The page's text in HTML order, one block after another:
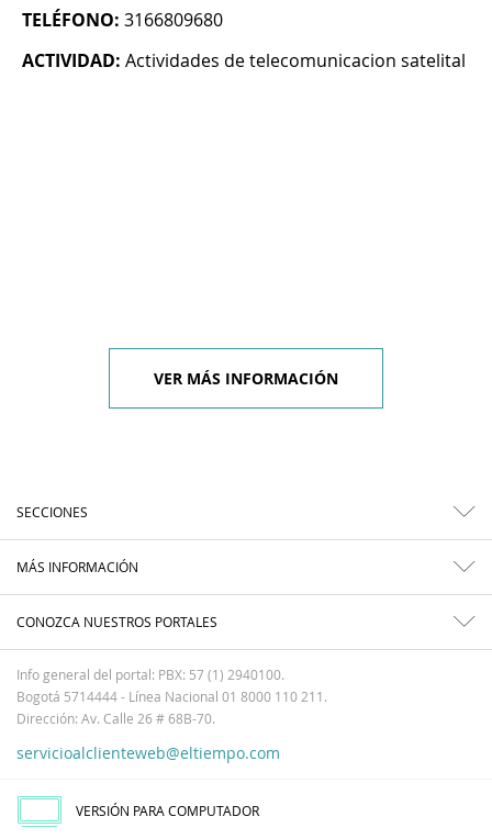
TELÉFONO: 3166809680
ACTIVIDAD: Actividades de telecomunicacion satelital
VER MÁS INFORMACIÓN
SECCIONES
MÁS INFORMACIÓN
CONOZCA NUESTROS PORTALES
Info general del portal: PBX: 57 (1) 2940100.
Bogotá 5714444 - Línea Nacional 01 8000 110 211.
Dirección: Av. Calle 26 # 68B-70.
servicioalclienteweb@eltiempo.com
VERSIÓN PARA COMPUTADOR